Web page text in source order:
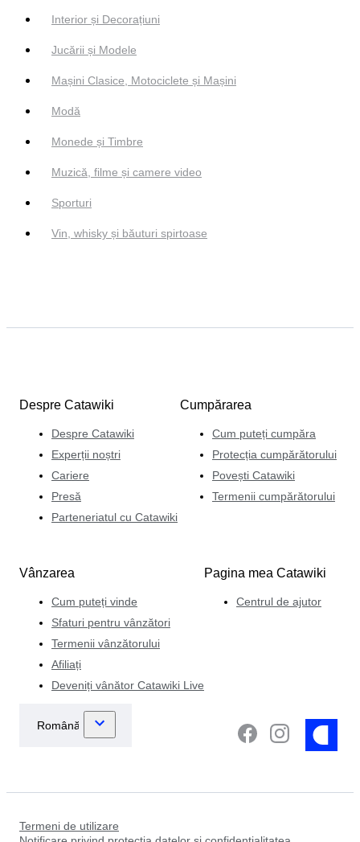
Interior și Decorațiuni
Jucării și Modele
Mașini Clasice, Motociclete și Mașini
Modă
Monede și Timbre
Muzică, filme și camere video
Sporturi
Vin, whisky și băuturi spirtoase
Despre Catawiki
Despre Catawiki
Experții noștri
Cariere
Presă
Parteneriatul cu Catawiki
Cumpărarea
Cum puteți cumpăra
Protecția cumpărătorului
Povești Catawiki
Termenii cumpărătorului
Vânzarea
Cum puteți vinde
Sfaturi pentru vânzători
Termenii vânzătorului
Afiliați
Deveniți vânător Catawiki Live
Pagina mea Catawiki
Centrul de ajutor
Termeni de utilizare